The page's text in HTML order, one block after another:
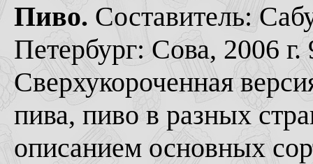
Пиво. Составитель:
Петербург: Сова, 2006
Сверхукороченная
пива, пиво в разных
описанием основных